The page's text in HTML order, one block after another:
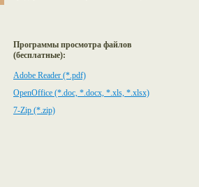
Программы просмотра файлов
(бесплатные):
Adobe Reader (*.pdf)
OpenOffice (*.doc, *.docx, *.xls, *.xlsx)
7-Zip (*.zip)